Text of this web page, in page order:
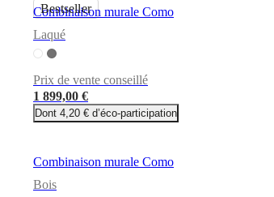
Bestseller
Combinaison murale Como
Laqué
Prix de vente conseillé
1 899,00 €
Dont 4,20 € d’éco-participation
Combinaison murale Como
Bois